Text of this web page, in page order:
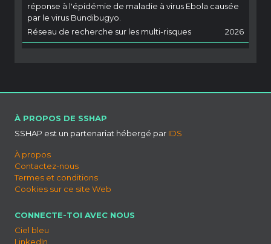
réponse à l'épidémie de maladie à virus Ebola causée
par le virus Bundibugyo.
Réseau de recherche sur les multi-risques
2026
À PROPOS DE SSHAP
SSHAP est un partenariat hébergé par IDS
À propos
Contactez-nous
Termes et conditions
Cookies sur ce site Web
CONNECTE-TOI AVEC NOUS
Ciel bleu
LinkedIn